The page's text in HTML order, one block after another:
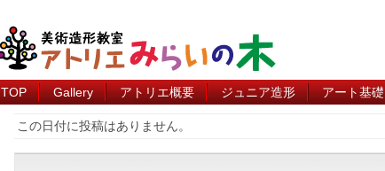
TOP Gallery アトリエ概要 ジュニア造形 アート基礎
この日付に投稿はありません。